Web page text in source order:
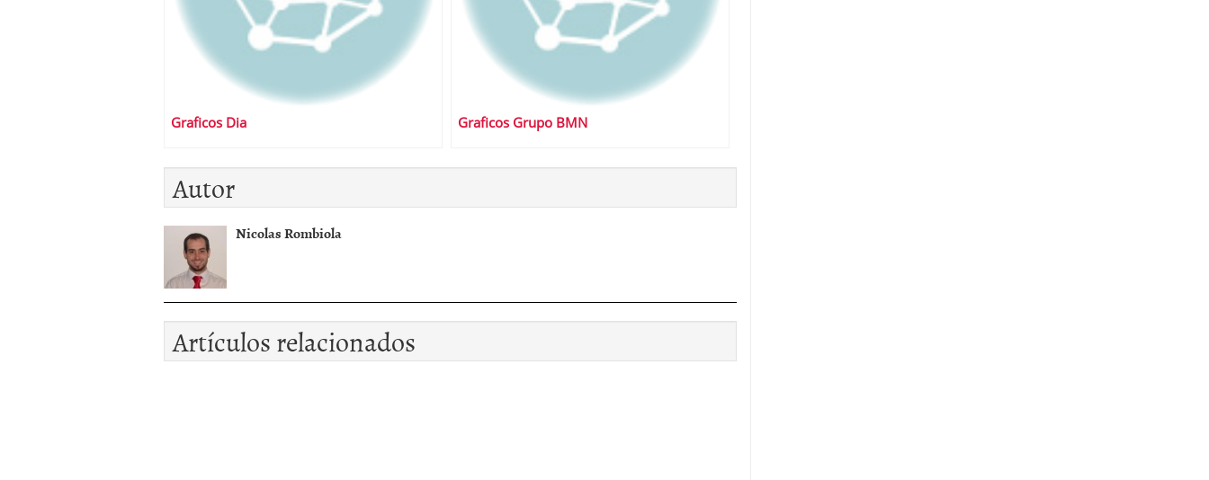
Graficos Dia Graficos Grupo BMN
Autor
Nicolas Rombiola
Artículos relacionados